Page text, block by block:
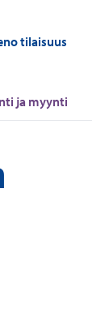
tilaisuus
ja myynti